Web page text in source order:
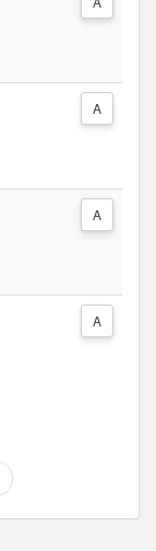
A
A
A